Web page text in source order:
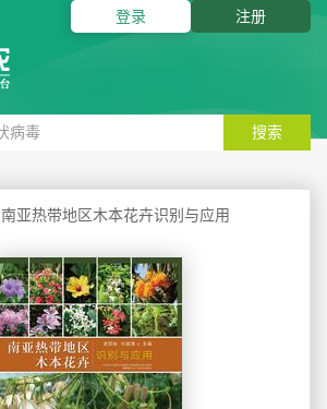
登录 注册
搜索
南亚热带地区木本花卉识别与应用